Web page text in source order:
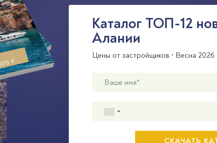
Каталог ТОП-12
Алании
Цены от застройщиков • Весна 2026
€